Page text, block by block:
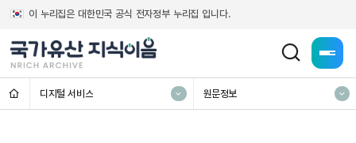
이 누리집은 대한민국 공식 전자정부 누리집 입니다.
전체
홈 디지털 서비스 원문정보